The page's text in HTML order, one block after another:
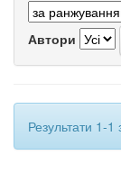
Автори
Результати 1-